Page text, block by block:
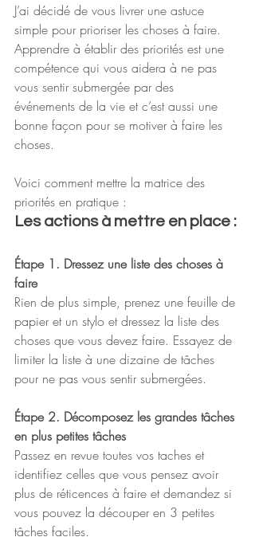
J’ai décidé de vous livrer une astuce
simple pour prioriser les choses à faire.
Apprendre à établir des priorités est une
compétence qui vous aidera à ne pas
vous sentir submergée par des
événements de la vie et c’est aussi une
bonne façon pour se motiver à faire les
choses.
Voici comment mettre la matrice des
priorités en pratique :
Les actions à mettre en place :
Étape 1. Dressez une liste des choses à
faire
Rien de plus simple, prenez une feuille de
papier et un stylo et dressez la liste des
choses que vous devez faire. Essayez de
limiter la liste à une dizaine de tâches
pour ne pas vous sentir submergées.
Étape 2. Décomposez les grandes tâches
en plus petites tâches
Passez en revue toutes vos taches et
identifiez celles que vous pensez avoir
plus de réticences à faire et demandez si
vous pouvez la découper en 3 petites
tâches faciles.